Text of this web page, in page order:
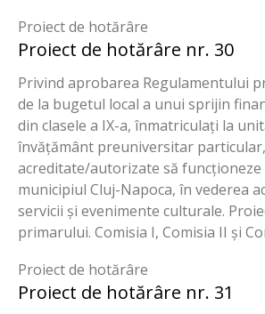
Proiect de hotărâre
Proiect de hotărâre nr. 30
Privind aprobarea Regulamentului
de la bugetul local a unui sprijin
din clasele a IX-a, înmatriculați la
învățământ preuniversitar particular,
acreditate/autorizate să
municipiul Cluj-Napoca, în vederea
servicii și evenimente culturale.
primarului. Comisia I, Comisia II și
Proiect de hotărâre
Proiect de hotărâre nr. 31